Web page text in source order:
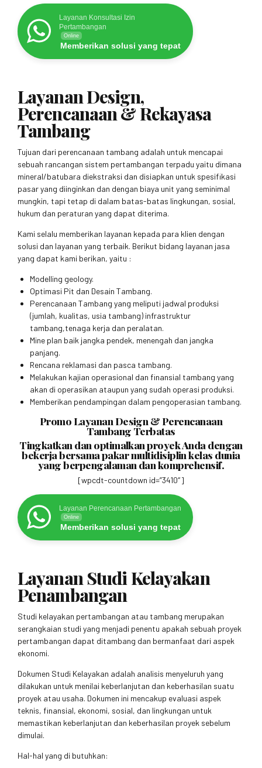
Layanan Konsultasi Izin
Pertambangan
Online
Memberikan solusi yang tepat
Layanan Design,
Perencanaan & Rekayasa
Tambang
Tujuan dari perencanaan tambang adalah untuk mencapai
sebuah rancangan sistem pertambangan terpadu yaitu dimana
mineral/batubara diekstraksi dan disiapkan untuk spesifikasi
pasar yang diinginkan dan dengan biaya unit yang seminimal
mungkin, tapi tetap di dalam batas-batas lingkungan, sosial,
hukum dan peraturan yang dapat diterima.
Kami selalu memberikan layanan kepada para klien dengan
solusi dan layanan yang terbaik. Berikut bidang layanan jasa
yang dapat kami berikan, yaitu :
Modelling geology.
Optimasi Pit dan Desain Tambang.
Perencanaan Tambang yang meliputi jadwal produksi
(jumlah, kualitas, usia tambang) infrastruktur
tambang,tenaga kerja dan peralatan.
Mine plan baik jangka pendek, menengah dan jangka
panjang.
Rencana reklamasi dan pasca tambang.
Melakukan kajian operasional dan finansial tambang yang
akan di operasikan ataupun yang sudah operasi produksi.
Memberikan pendampingan dalam pengoperasian tambang.
Promo Layanan Design & Perencanaan
Tambang Terbatas
Tingkatkan dan optimalkan proyek Anda dengan
bekerja bersama pakar multidisiplin kelas dunia
yang berpengalaman dan komprehensif.
[wpcdt-countdown id=”3410″]
Layanan Perencanaan Pertambangan
Online
Memberikan solusi yang tepat
Layanan Studi Kelayakan
Penambangan
Studi kelayakan pertambangan atau tambang merupakan
serangkaian studi yang menjadi penentu apakah sebuah proyek
pertambangan dapat ditambang dan bermanfaat dari aspek
ekonomi.
Dokumen Studi Kelayakan adalah analisis menyeluruh yang
dilakukan untuk menilai keberlanjutan dan keberhasilan suatu
proyek atau usaha. Dokumen ini mencakup evaluasi aspek
teknis, finansial, ekonomi, sosial, dan lingkungan untuk
memastikan keberlanjutan dan keberhasilan proyek sebelum
dimulai.
Hal-hal yang di butuhkan: